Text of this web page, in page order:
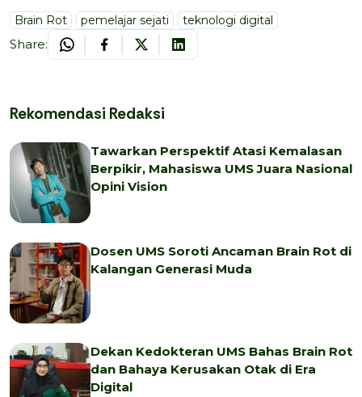
Brain Rot pemelajar sejati teknologi digital
Share:
Rekomendasi Redaksi
Tawarkan Perspektif Atasi Kemalasan
Berpikir, Mahasiswa UMS Juara Nasional
Opini Vision
Dosen UMS Soroti Ancaman Brain Rot di
Kalangan Generasi Muda
Dekan Kedokteran UMS Bahas Brain Rot
dan Bahaya Kerusakan Otak di Era
Digital